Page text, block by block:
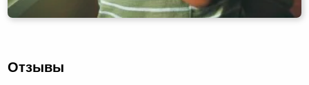
Отзывы